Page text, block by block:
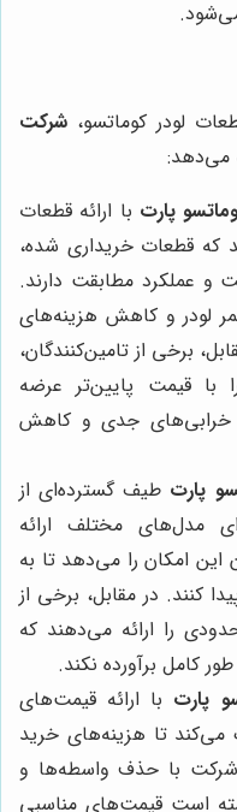
لودر کوماتسو، شرکت
می‌دهد:
پارت با ارائه قطعات
که قطعات خریداری شده،
و عملکرد مطابقت دارند.
لودر و کاهش هزینه‌های
برخی از تامین‌کنندگان،
با قیمت پایین‌تر عرضه
خرابی‌های جدی و کاهش
پارت طیف گسترده‌ای از
مدل‌های مختلف ارائه
امکان را می‌دهد تا به
کنند. در مقابل، برخی از
را ارائه می‌دهند که
کامل برآورده نکند.
پارت با ارائه قیمت‌های
می‌کند تا هزینه‌های خرید
با حذف واسطه‌ها و
است قیمت‌های مناسبی